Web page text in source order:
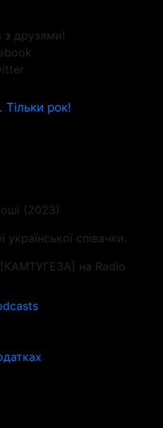
з друзями!
рок!
(2023)
співачки.
на Radio